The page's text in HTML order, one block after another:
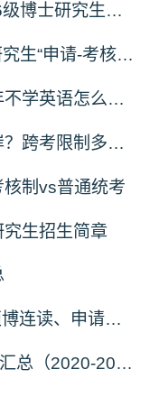
沈阳药科大学关于开展2026级博士研究生录取后信息采集及档案调取等相关工作的通知
国防科技大学2027年博士研究生“申请-考核”制招生专业基础笔试考试大纲
2027考博英语难上岸？多年不学英语怎么备考？
2027跨专业考博能不能上岸？跨考限制多不多？
制vs普通统考
究生招生简章
中国人民公安大学2027年硕博连读、申请考核、本科直博博士研究生招生报名事宜的通知
全国医学统考考博英语真题汇总（2020-2026年）